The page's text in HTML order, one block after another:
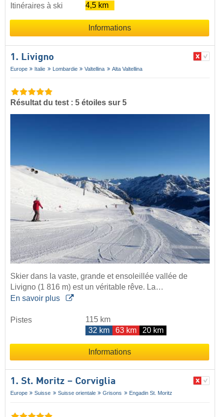
Itinéraires à ski
4,5 km
Informations
1. Livigno
Europe Italie Lombardie Valtellina Alta Valtellina
Résultat du test : 5 étoiles sur 5
Skier dans la vaste, grande et ensoleillée vallée de
Livigno (1 816 m) est un véritable rêve. La…
En savoir plus
Pistes
115 km
32 km
63 km 20 km
Informations
1. St. Moritz – Corviglia
Europe Suisse Suisse orientale Grisons Engadin St. Moritz